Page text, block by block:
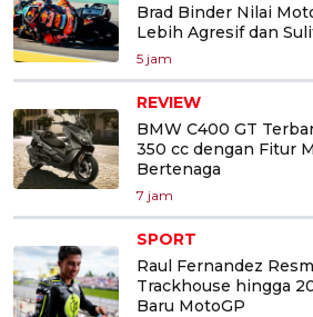
Brad Binder Nilai
Lebih Agresif dan
5 jam
REVIEW
BMW C400 GT
350 cc dengan Fitur
Bertenaga
7 jam
SPORT
Raul Fernandez
Trackhouse hingga
Baru MotoGP